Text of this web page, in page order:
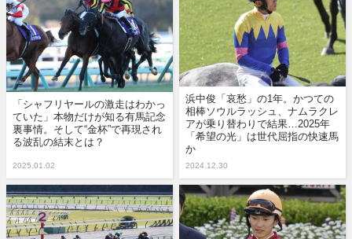
「シャフリヤールの激走はわかっ
ていた」本物だけが知る有馬記念
裏事情。そして“金杯”で再現され
る波乱の結末とは？
2025.01.02
浜中俊「哀愁」の1年。かつての
相棒ソウルラッシュ、ナムラクレ
アが乗り替わりで結果…2025年
「希望の光」は世代屈指の快速馬
か
2024.12.30